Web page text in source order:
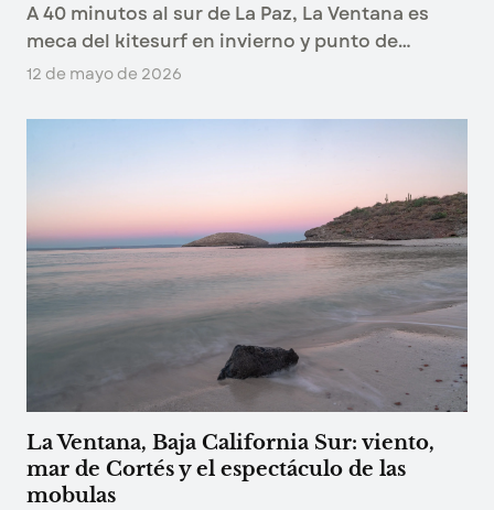
A 40 minutos al sur de La Paz, La Ventana es
meca del kitesurf en invierno y punto de
encuentro con las agregaciones de mobulas en
12 de mayo de 2026
La Ventana, Baja California Sur: viento,
mar de Cortés y el espectáculo de las
mobulas